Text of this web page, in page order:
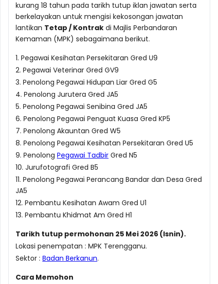
kurang 18 tahun pada tarikh tutup iklan jawatan serta
berkelayakan untuk mengisi kekosongan jawatan
lantikan Tetap / Kontrak di Majlis Perbandaran
Kemaman (MPK) sebagaimana berikut.
1. Pegawai Kesihatan Persekitaran Gred U9
2. Pegawai Veterinar Gred GV9
3. Penolong Pegawai Hidupan Liar Gred G5
4. Penolong Jurutera Gred JA5
5. Penolong Pegawai Senibina Gred JA5
6. Penolong Pegawai Penguat Kuasa Gred KP5
7. Penolong Akauntan Gred W5
8. Penolong Pegawai Kesihatan Persekitaran Gred U5
9. Penolong Pegawai Tadbir Gred N5
10. Jurufotografi Gred B5
11. Penolong Pegawai Perancang Bandar dan Desa Gred
JA5
12. Pembantu Kesihatan Awam Gred U1
13. Pembantu Khidmat Am Gred H1
Tarikh tutup permohonan 25 Mei 2026 (Isnin).
Lokasi penempatan : MPK Terengganu.
Sektor : Badan Berkanun.
Cara Memohon